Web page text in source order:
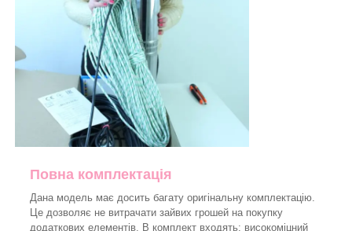
Повна комплектація
Дана модель має досить багату оригінальну комплектацію.
Це дозволяє не витрачати зайвих грошей на покупку
додаткових елементів. В комплект входять: високоміцний